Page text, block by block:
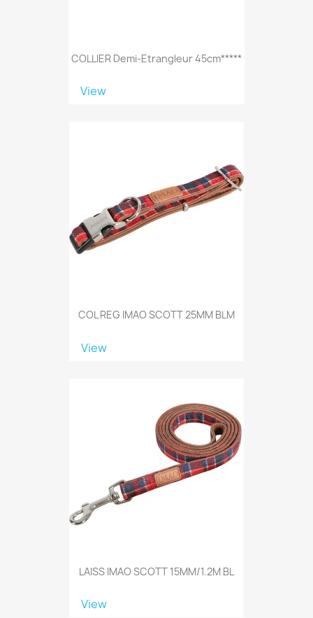
COLLIER Demi-Etrangleur 45cm*****
View
COL REG IMAO SCOTT 25MM BLM
View
LAISS IMAO SCOTT 15MM/1.2M BL
View